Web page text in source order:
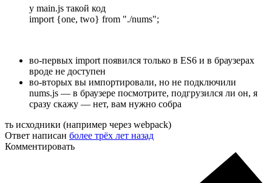
у main.js такой код
import {one, two} from "./nums";
во-первых import появился только в ES6 и в браузерах
вроде не доступен
во-вторых вы импортировали, но не подключили
nums.js — в браузере посмотрите, подгрузился ли он, я
сразу скажу — нет, вам нужно собра
ть исходники (например через webpack)
Ответ написан более трёх лет назад
Комментировать